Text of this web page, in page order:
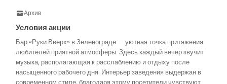
Архив
Условия акции
Бар «Руки Вверх» в Зеленограде — уютная точка притяжения
любителей приятной атмосферы. Здесь каждый вечер звучит
музыка, располагающая к расслаблению и отдыху после
насыщенного рабочего дня. Интерьер заведения выдержан в